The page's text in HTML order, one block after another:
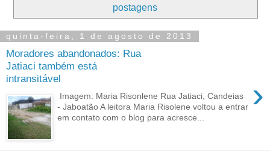
postagens
quinta-feira, 1 de agosto de 2013
Moradores abandonados: Rua
Jatiaci também está
intransitável
›
Imagem: Maria Risonlene Rua Jatiaci, Candeias
- Jaboatão A leitora Maria Risolene voltou a entrar
em contato com o blog para acresce...